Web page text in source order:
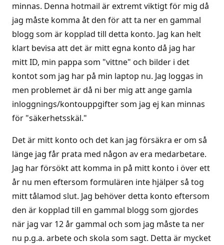
minnas. Denna hotmail är extremt viktigt för mig då
jag måste komma åt den för att ta ner en gammal
blogg som är kopplad till detta konto. Jag kan helt
klart bevisa att det är mitt egna konto då jag har
mitt ID, min pappa som "vittne" och bilder i det
kontot som jag har på min laptop nu. Jag loggas in
men problemet är då ni ber mig att ange gamla
inloggnings/kontouppgifter som jag ej kan minnas
för "säkerhetsskäl."
Det är mitt konto och det kan jag försäkra er om så
länge jag får prata med någon av era medarbetare.
Jag har försökt att komma in på mitt konto i över ett
år nu men eftersom formulären inte hjälper så tog
mitt tålamod slut. Jag behöver detta konto eftersom
den är kopplad till en gammal blogg som gjordes
när jag var 12 år gammal och som jag måste ta ner
nu p.g.a. arbete och skola som sagt. Detta är mycket